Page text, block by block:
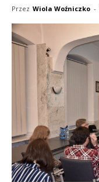
Przez Wiola Woźniczko -